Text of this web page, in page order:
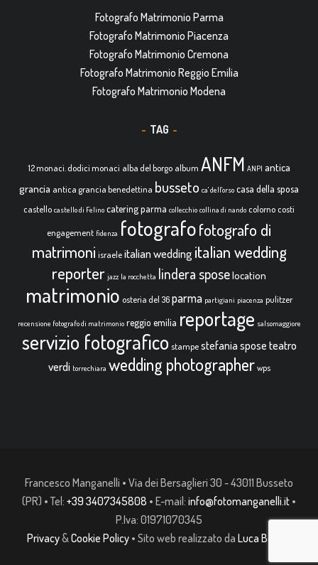
Fotografo Matrimonio Parma
Fotografo Matrimonio Piacenza
Fotografo Matrimonio Cremona
Fotografo Matrimonio Reggio Emilia
Fotografo Matrimonio Modena
TAG
12 monaci. dodici monaci alba del borgo album ANFM ANPI antica
grancia antica grancia benedettina busseto ca' dell'orso casa della sposa
castello castello di Felino catering parma collecchio collina di nando colorno costi
engagement fidenza fotografofotografo di
matrimoni israele italian wedding italian wedding
reporter jazz la rocchetta lindera sposelocation
matrimonio osteria del 36parma partigiani piacenza pulitzer
recensione fotografo di matrimonio reggio emilia reportage salsomaggiore
servizio fotografico stampe stefania spose teatro
verdi torrechiara wedding photographer wps
Francesco Manganelli • Via dei Bersaglieri 30 - 43011 Busseto
(PR) • Tel: +39 3407345808 • E-mail: info@fotomanganelli.it •
P.Iva: 01971070345
Privacy&Cookie Policy • Sito web realizzato da Luca Bonelli